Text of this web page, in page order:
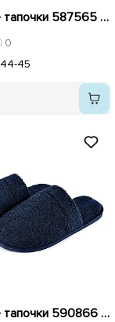
Домашние тапочки 587565 Коричневые
0
44-45
Домашние тапочки 590866 Синие распродажа